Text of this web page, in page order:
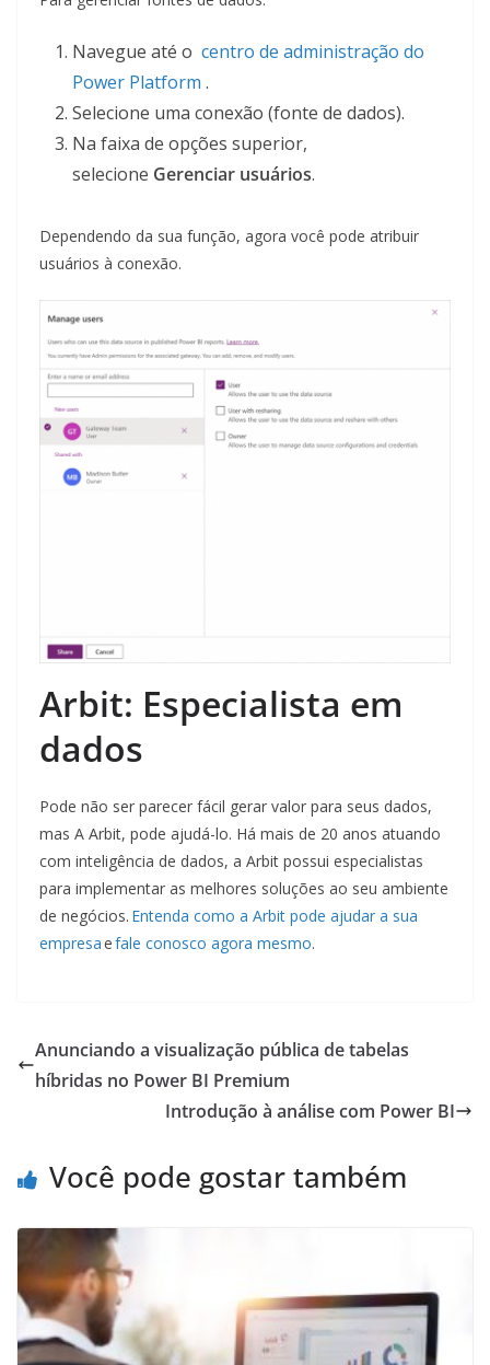
Navegue até o centro de administração do
Power Platform .
Selecione uma conexão (fonte de dados).
Na faixa de opções superior,
selecione Gerenciar usuários.
Dependendo da sua função, agora você pode atribuir
usuários à conexão.
Arbit: Especialista em
dados
Pode não ser parecer fácil gerar valor para seus dados,
mas A Arbit, pode ajudá-lo. Há mais de 20 anos atuando
com inteligência de dados, a Arbit possui especialistas
para implementar as melhores soluções ao seu ambiente
de negócios. Entenda como a Arbit pode ajudar a sua
empresaefale conosco agora mesmo.
Anunciando a visualização pública de tabelas
híbridas no Power BI Premium
Introdução à análise com Power BI
Você pode gostar também